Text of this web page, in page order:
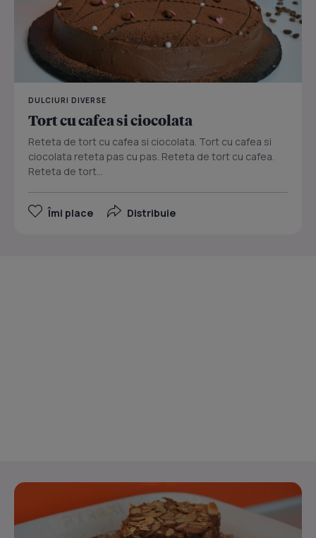
DULCIURI DIVERSE
Tort cu cafea si ciocolata
Reteta de tort cu cafea si ciocolata. Tort cu cafea si
ciocolata reteta pas cu pas. Reteta de tort cu cafea.
Reteta de tort...
Îmi place Distribuie